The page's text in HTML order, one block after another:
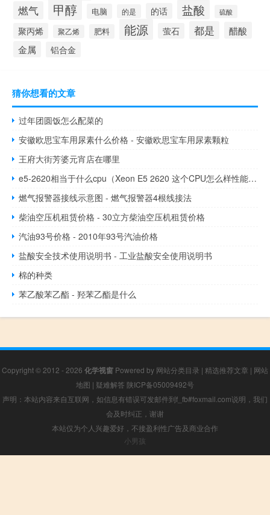
燃气 甲醇 电脑 的是 的话 盐酸 硫酸
聚丙烯 聚乙烯 肥料 能源 萤石 都是 醋酸
金属 铝合金
猜你想看的文章
过年团圆饭怎么配菜的
安徽欧思宝车用尿素什么价格 - 安徽欧思宝车用尿素颗粒
王府大街芳婆元宵店在哪里
e5-2620相当于什么cpu（Xeon E5 2620 这个CPU怎么样性能相当于3960K默认频率的多少_）
燃气报警器接线示意图 - 燃气报警器4根线接法
柴油空压机租赁价格 - 30立方柴油空压机租赁价格
汽油93号价格 - 2010年93号汽油价格
盐酸安全技术使用说明书 - 工业盐酸安全使用说明书
棉的种类
苯乙酸苯乙酯 - 羟苯乙酯是什么
Copyright © 2012 - 2026 化学视窗 Powered by 网站分类目录 | 精选推荐文章 | 网站
地图 | 疑难解答 陕ICP备05009492号
声明：本站内容来自互联网，如信息有错误可发邮件到f_fb#foxmail.com说明，我们
会及时纠正，谢谢
本站仅为个人兴趣爱好，不接盈利性广告及商业合作
小男孩